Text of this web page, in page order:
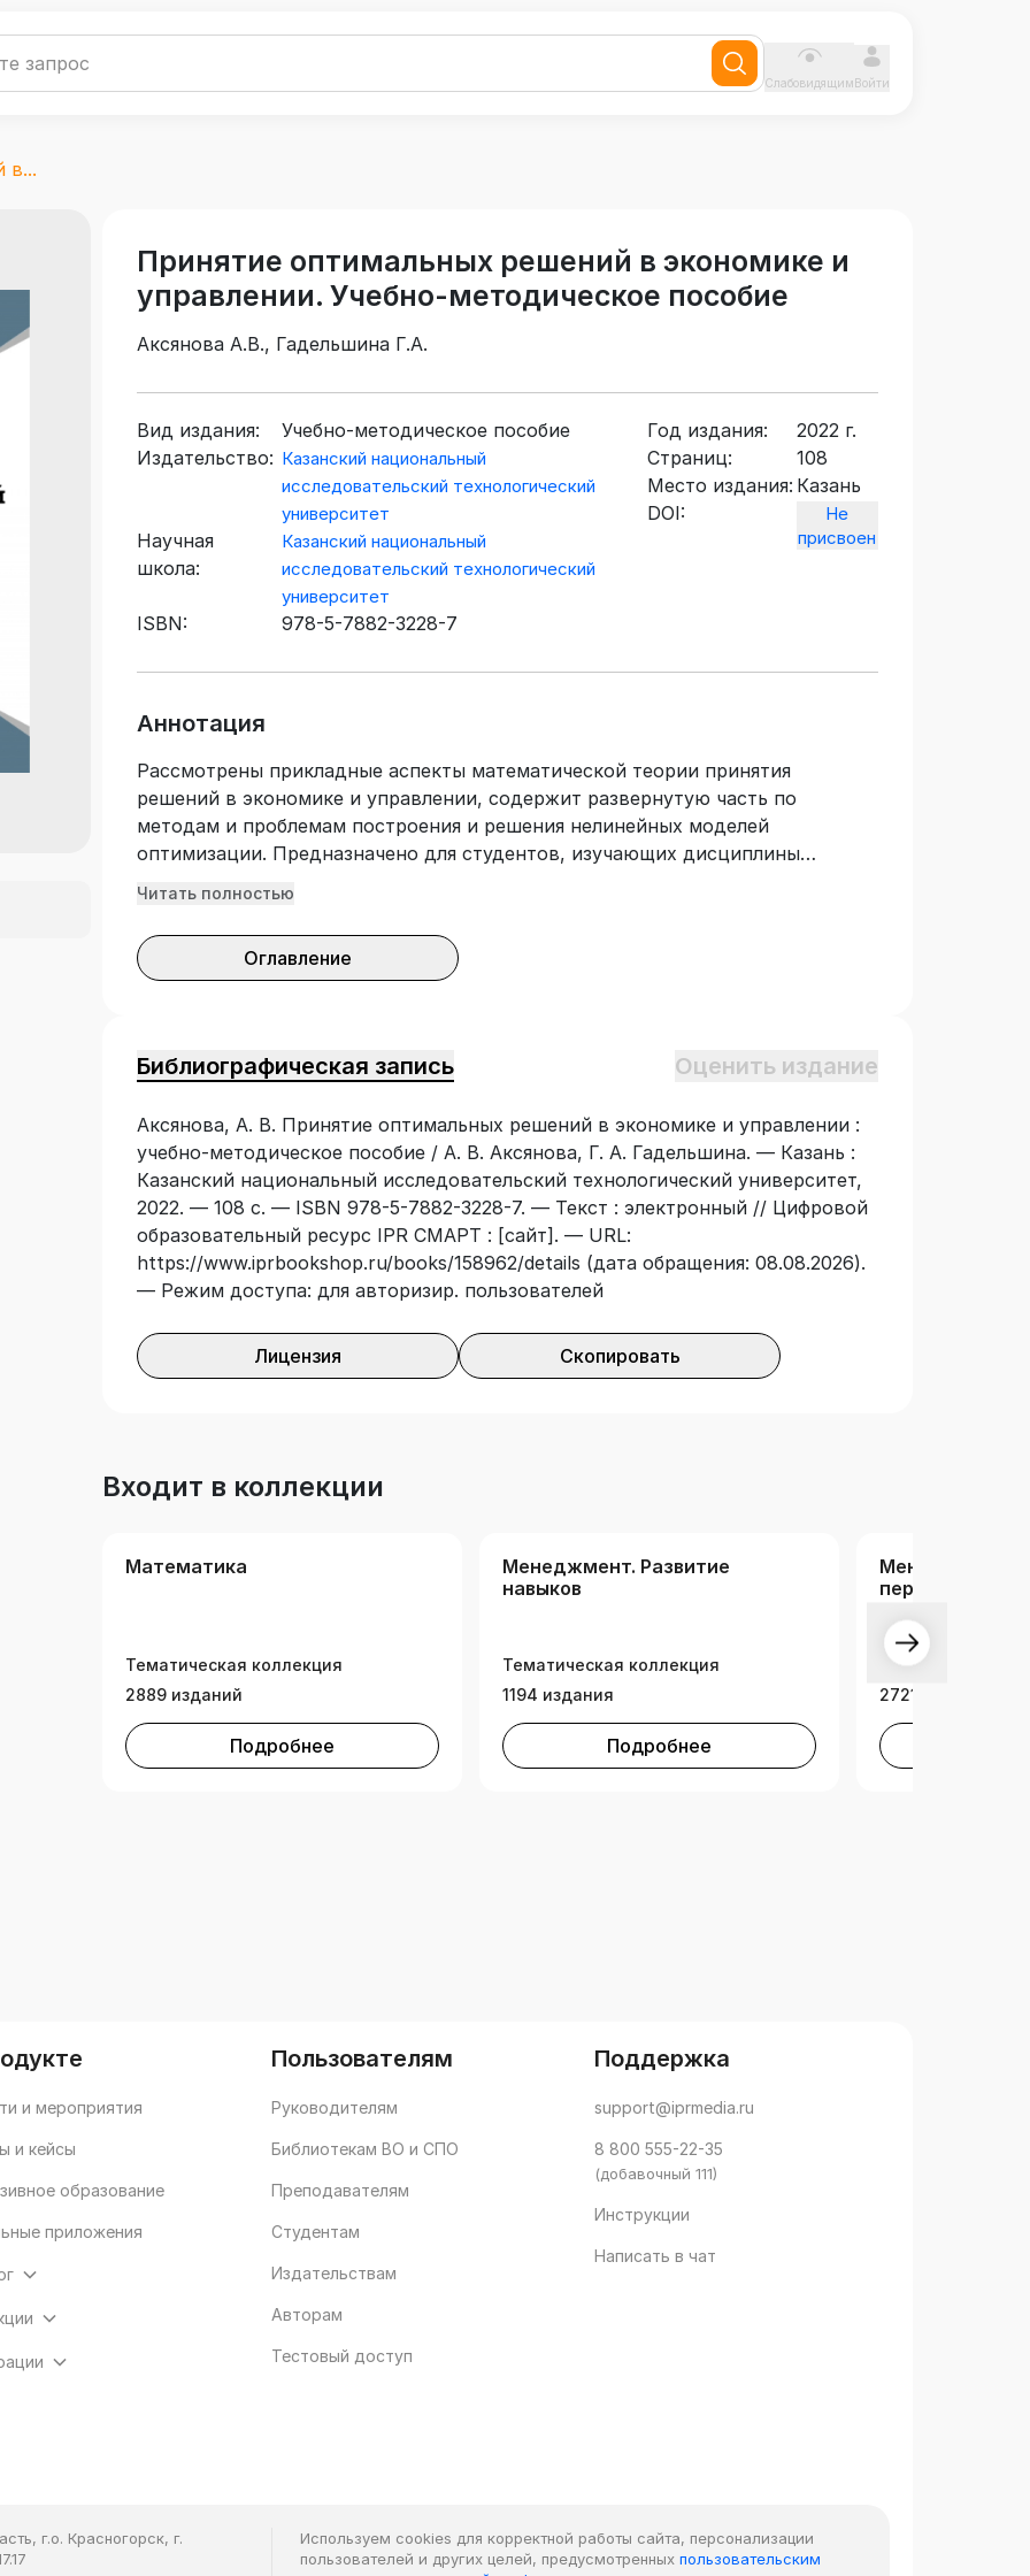
СлабовидящимВойти
в...
Принятие оптимальных решений в экономике и
управлении. Учебно-методическое пособие
Аксянова А.В., Гадельшина Г.А.
Вид издания:
Учебно-методическое пособие
Издательство: Казанский национальный
исследовательский технологический
университет
Научная
школа:
Казанский национальный
исследовательский технологический
университет
ISBN: 978-5-7882-3228-7
Год издания:
2022 г.
Страниц:
108
Место издания: Казань
DOI:
Не
присвоен
Аннотация
Рассмотрены прикладные аспекты математической теории принятия
решений в экономике и управлении, содержит развернутую часть по
методам и проблемам построения и решения нелинейных моделей
оптимизации. Предназначено для студентов, изучающих дисциплины
«Методы оптимальных решений», «Макро- и микроэкономическое
Читать полностью
Оглавление
Библиографическая запись Оценить издание
Аксянова, А. В. Принятие оптимальных решений в экономике и управлении :
учебно-методическое пособие / А. В. Аксянова, Г. А. Гадельшина. — Казань :
Казанский национальный исследовательский технологический университет,
2022. — 108 с. — ISBN 978-5-7882-3228-7. — Текст : электронный // Цифровой
образовательный ресурс IPR СМАРТ : [сайт]. — URL:
https://www.iprbookshop.ru/books/158962/details (дата обращения: 08.08.2026).
— Режим доступа: для авторизир. пользователей
Лицензия Скопировать
Входит в коллекции
Математика
Тематическая коллекция
2889 изданий
Подробнее
Менеджмент. Развитие
навыков
Тематическая коллекция
1194 издания
Подробнее
Менеджмент.
персоналом
Тематическая
2721 издание
и мероприятия
и кейсы
образование
приложения
Пользователям
Руководителям
Библиотекам ВО и СПО
Преподавателям
Студентам
Издательствам
Авторам
Тестовый доступ
Поддержка
support@iprmedia.ru
8 800 555-22-35
(добавочный 111)
Инструкции
Написать в чат
г.о. Красногорск, г.
Используем cookies для корректной работы сайта, персонализации
пользователей и других целей, предусмотренных пользовательским